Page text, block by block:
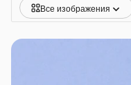
Все изображения